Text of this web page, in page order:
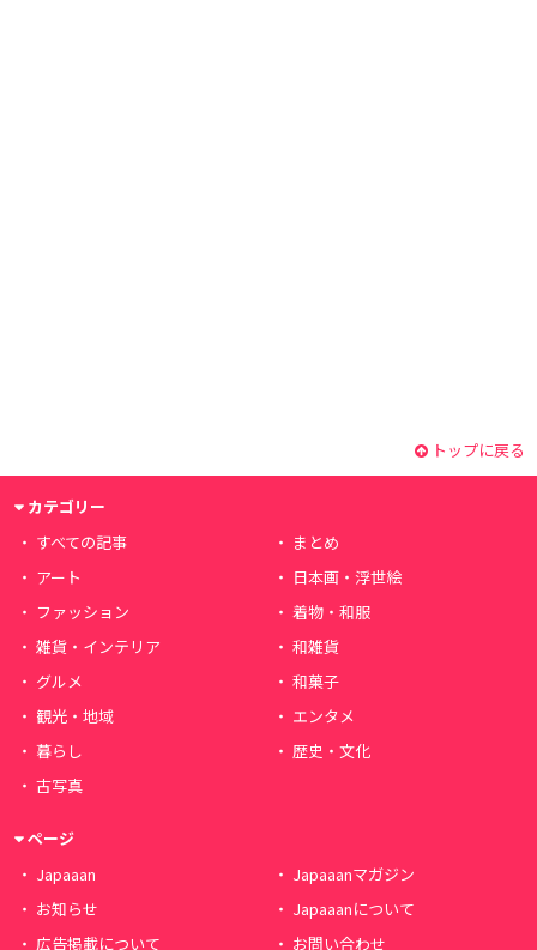
トップに戻る
カテゴリー
すべての記事
まとめ
アート
日本画・浮世絵
ファッション
着物・和服
雑貨・インテリア
和雑貨
グルメ
和菓子
観光・地域
エンタメ
暮らし
歴史・文化
古写真
ページ
Japaaan
Japaaanマガジン
お知らせ
Japaaanについて
広告掲載について
お問い合わせ